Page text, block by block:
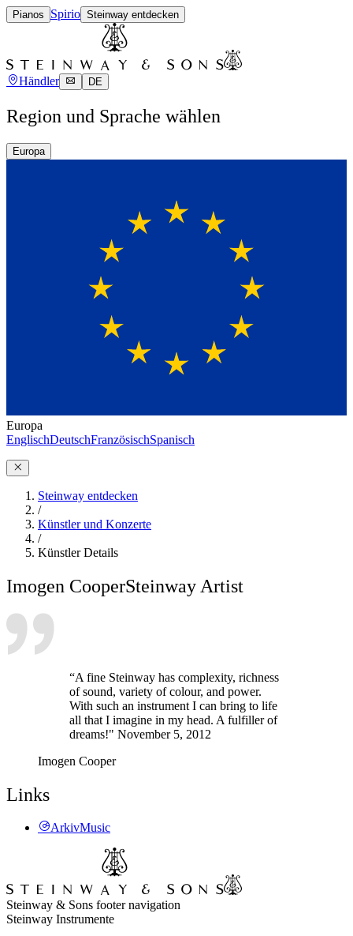
Pianos Spirio Steinway entdecken
Händler DE
Region und Sprache wählen
Europa
Europa
EnglischDeutschFranzösischSpanisch
Steinway entdecken
/
Künstler und Konzerte
/
Künstler Details
Imogen CooperSteinway Artist
“A fine Steinway has complexity, richness
of sound, variety of colour, and power.
With such an instrument I can bring to life
all that I imagine in my head. A fulfiller of
dreams!" November 5, 2012
Imogen Cooper
Links
ArkivMusic
Steinway & Sons footer navigation
Steinway Instrumente